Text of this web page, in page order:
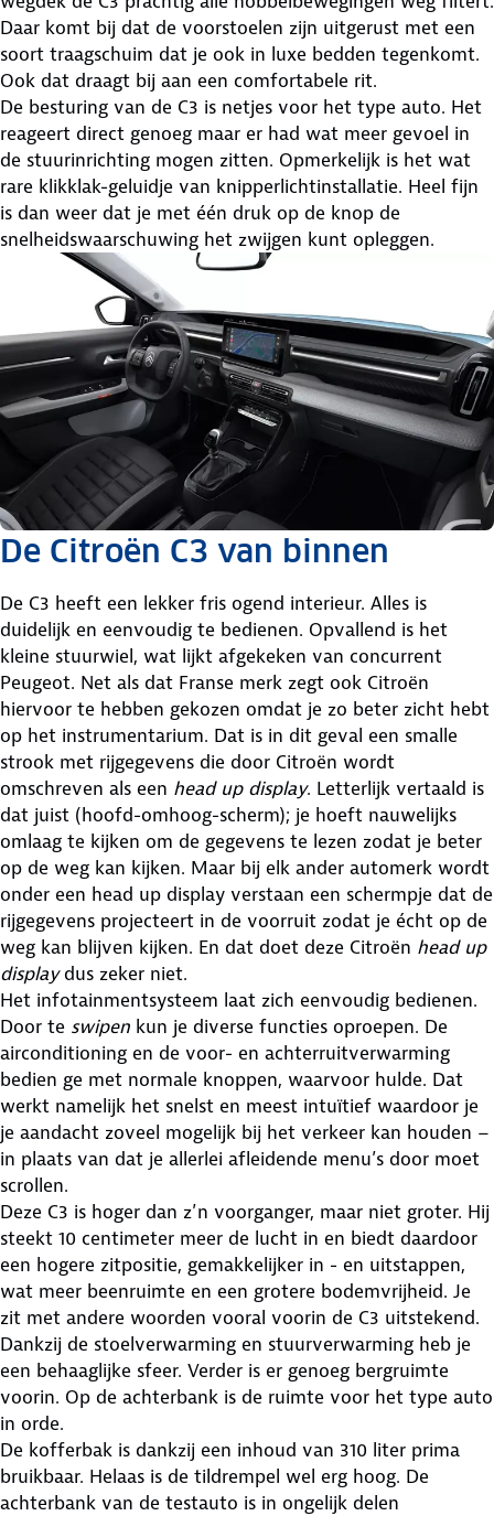
Daar komt bij dat de voorstoelen zijn uitgerust met een
soort traagschuim dat je ook in luxe bedden tegenkomt.
Ook dat draagt bij aan een comfortabele rit.
De besturing van de C3 is netjes voor het type auto. Het
reageert direct genoeg maar er had wat meer gevoel in
de stuurinrichting mogen zitten. Opmerkelijk is het wat
rare klikklak-geluidje van knipperlichtinstallatie. Heel fijn
is dan weer dat je met één druk op de knop de
snelheidswaarschuwing het zwijgen kunt opleggen.
De Citroën C3 van binnen
De C3 heeft een lekker fris ogend interieur. Alles is
duidelijk en eenvoudig te bedienen. Opvallend is het
kleine stuurwiel, wat lijkt afgekeken van concurrent
Peugeot. Net als dat Franse merk zegt ook Citroën
hiervoor te hebben gekozen omdat je zo beter zicht hebt
op het instrumentarium. Dat is in dit geval een smalle
strook met rijgegevens die door Citroën wordt
omschreven als een head up display. Letterlijk vertaald is
dat juist (hoofd-omhoog-scherm); je hoeft nauwelijks
omlaag te kijken om de gegevens te lezen zodat je beter
op de weg kan kijken. Maar bij elk ander automerk wordt
onder een head up display verstaan een schermpje dat de
rijgegevens projecteert in de voorruit zodat je écht op de
weg kan blijven kijken. En dat doet deze Citroën head up
displaydus zeker niet.
Het infotainmentsysteem laat zich eenvoudig bedienen.
Door te swipen kun je diverse functies oproepen. De
airconditioning en de voor- en achterruitverwarming
bedien ge met normale knoppen, waarvoor hulde. Dat
werkt namelijk het snelst en meest intuïtief waardoor je
je aandacht zoveel mogelijk bij het verkeer kan houden –
in plaats van dat je allerlei afleidende menu’s door moet
scrollen.
Deze C3 is hoger dan z’n voorganger, maar niet groter. Hij
steekt 10 centimeter meer de lucht in en biedt daardoor
een hogere zitpositie, gemakkelijker in - en uitstappen,
wat meer beenruimte en een grotere bodemvrijheid. Je
zit met andere woorden vooral voorin de C3 uitstekend.
Dankzij de stoelverwarming en stuurverwarming heb je
een behaaglijke sfeer. Verder is er genoeg bergruimte
voorin. Op de achterbank is de ruimte voor het type auto
in orde.
De kofferbak is dankzij een inhoud van 310 liter prima
bruikbaar. Helaas is de tildrempel wel erg hoog. De
achterbank van de testauto is in ongelijk delen